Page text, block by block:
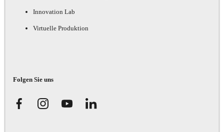
Innovation Lab
Virtuelle Produktion
Folgen Sie uns